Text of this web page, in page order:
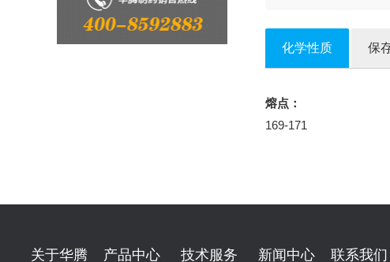
化学性质 保
熔点：
169-171
关于华腾 产品中心 技术服务 新闻中心 联系我们